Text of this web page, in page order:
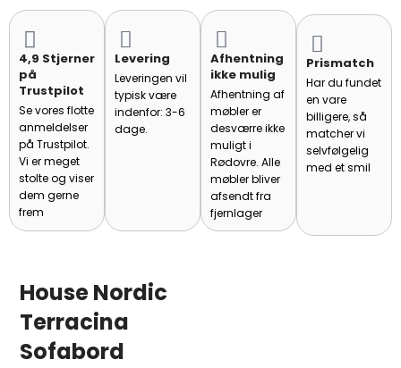
4,9 Stjerner
på
Trustpilot
Se vores flotte
anmeldelser
på Trustpilot.
Vi er meget
stolte og viser
dem gerne
frem
Levering
Leveringen vil
typisk være
indenfor: 3-6
dage.
Afhentning
ikke mulig
Afhentning af
møbler er
desværre ikke
muligt i
Rødovre. Alle
møbler bliver
afsendt fra
fjernlager
Prismatch
Har du fundet
en vare
billigere, så
matcher vi
selvfølgelig
med et smil
House Nordic
Terracina
Sofabord